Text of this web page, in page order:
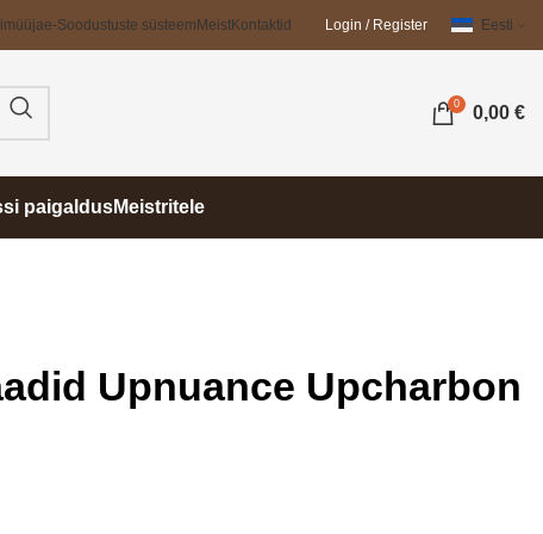
e-Soodustuste süsteem MeistKontaktid Login / Register Eesti
0 0,00 €
paigaldusMeistritele
Upnuance Upcharbon